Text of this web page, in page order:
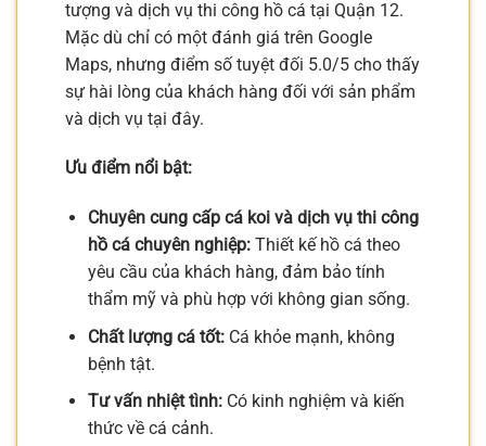
tượng và dịch vụ thi công hồ cá tại Quận 12.
Mặc dù chỉ có một đánh giá trên Google
Maps, nhưng điểm số tuyệt đối 5.0/5 cho thấy
sự hài lòng của khách hàng đối với sản phẩm
và dịch vụ tại đây.
Ưu điểm nổi bật:
Chuyên cung cấp cá koi và dịch vụ thi công
hồ cá chuyên nghiệp:Thiết kế hồ cá theo
yêu cầu của khách hàng, đảm bảo tính
thẩm mỹ và phù hợp với không gian sống.
Chất lượng cá tốt:Cá khỏe mạnh, không
bệnh tật.
Tư vấn nhiệt tình:Có kinh nghiệm và kiến
thức về cá cảnh.